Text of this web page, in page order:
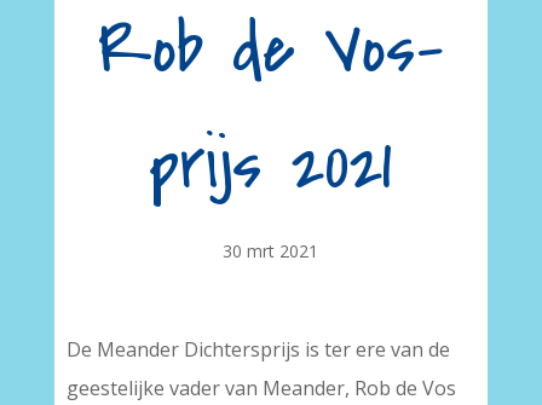
Rob de Vos-
prijs 2021
30 mrt 2021
De Meander Dichtersprijs is ter ere van de
geestelijke vader van Meander, Rob de Vos